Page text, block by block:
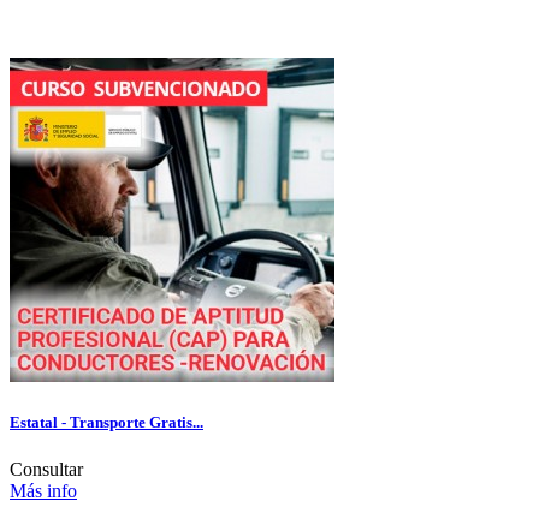
Estatal - Transporte Gratis...
Consultar
Más info